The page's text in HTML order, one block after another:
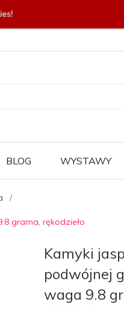
BLOG WYSTAWY
grama, rękodzieło
Kamyki
podwójnej
waga 9.8